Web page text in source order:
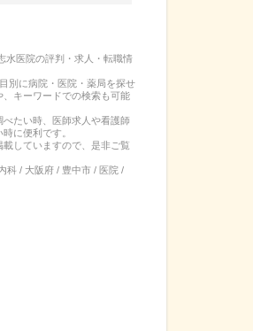
水医院の評判・求人・転職情
別に病院・医院・薬局を探せ
キーワードでの検索も可能
たい時、医師求人や看護師
に便利です。
していますので、是非ご覧
科 / 大阪府 / 豊中市 / 医院 /